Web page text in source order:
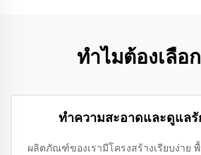
ทำไมต้องเลือก
ทำความสะอาดและดูแลรั
ผลิตภัณฑ์ของเรามีโครงสร้างเรียบง่าย